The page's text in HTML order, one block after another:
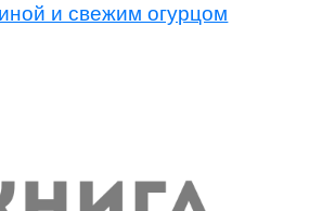
и свежим огурцом